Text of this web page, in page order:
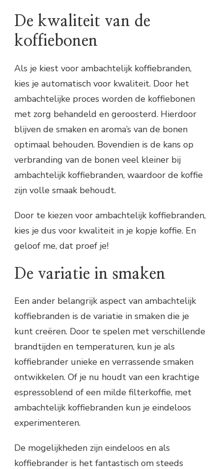
De kwaliteit van de
koffiebonen
Als je kiest voor ambachtelijk koffiebranden,
kies je automatisch voor kwaliteit. Door het
ambachtelijke proces worden de koffiebonen
met zorg behandeld en geroosterd. Hierdoor
blijven de smaken en aroma’s van de bonen
optimaal behouden. Bovendien is de kans op
verbranding van de bonen veel kleiner bij
ambachtelijk koffiebranden, waardoor de koffie
zijn volle smaak behoudt.
Door te kiezen voor ambachtelijk koffiebranden,
kies je dus voor kwaliteit in je kopje koffie. En
geloof me, dat proef je!
De variatie in smaken
Een ander belangrijk aspect van ambachtelijk
koffiebranden is de variatie in smaken die je
kunt creëren. Door te spelen met verschillende
brandtijden en temperaturen, kun je als
koffiebrander unieke en verrassende smaken
ontwikkelen. Of je nu houdt van een krachtige
espressoblend of een milde filterkoffie, met
ambachtelijk koffiebranden kun je eindeloos
experimenteren.
De mogelijkheden zijn eindeloos en als
koffiebrander is het fantastisch om steeds